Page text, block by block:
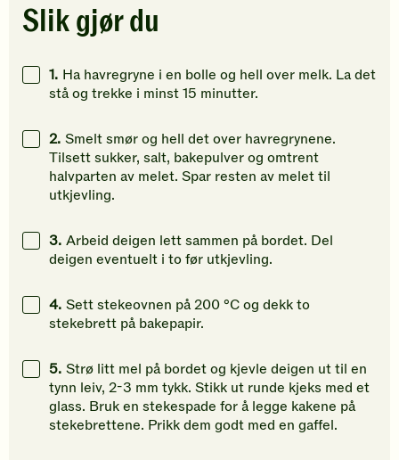
stjerner.
Klikk
å
gi
gi
din
gi
Slik gjør du
1. Ha havregryne i en bolle og hell over melk. La det
stå og trekke i minst 15 minutter.
2. Smelt smør og hell det over havregrynene.
Tilsett sukker, salt, bakepulver og omtrent
halvparten av melet. Spar resten av melet til
utkjevling.
3. Arbeid deigen lett sammen på bordet. Del
deigen eventuelt i to før utkjevling.
4. Sett stekeovnen på 200 °C og dekk to
stekebrett på bakepapir.
5. Strø litt mel på bordet og kjevle deigen ut til en
tynn leiv, 2-3 mm tykk. Stikk ut runde kjeks med et
glass. Bruk en stekespade for å legge kakene på
stekebrettene. Prikk dem godt med en gaffel.